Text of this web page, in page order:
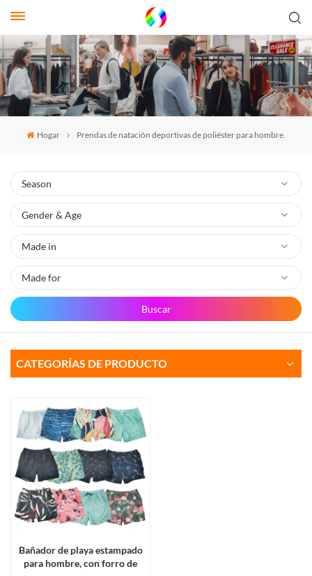
Hogar Prendas de natación deportivas de poliéster para hombre.
Buscar
CATEGORÍAS DE PRODUCTO
Bañador de playa estampado
para hombre, con forro de